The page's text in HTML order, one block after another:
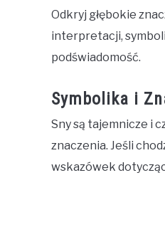
Odkryj głębokie
interpretacji,
podświadomość.
Symbolika i
Sny są tajemnicze i
znaczenia. Jeśli
wskazówek